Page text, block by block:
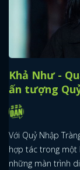
Khả Như -
ấn tượng
Với Quỷ Nhập
hợp tác trong một
những màn trình